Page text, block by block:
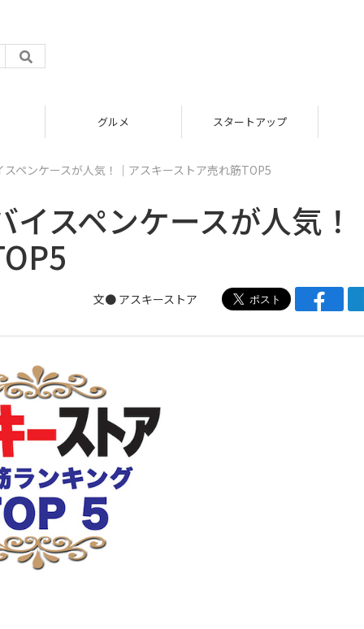
グルメ スタートアップ
ペンケースが人気！｜アスキーストア売れ筋TOP5
スペンケースが人気！
文● アスキーストア